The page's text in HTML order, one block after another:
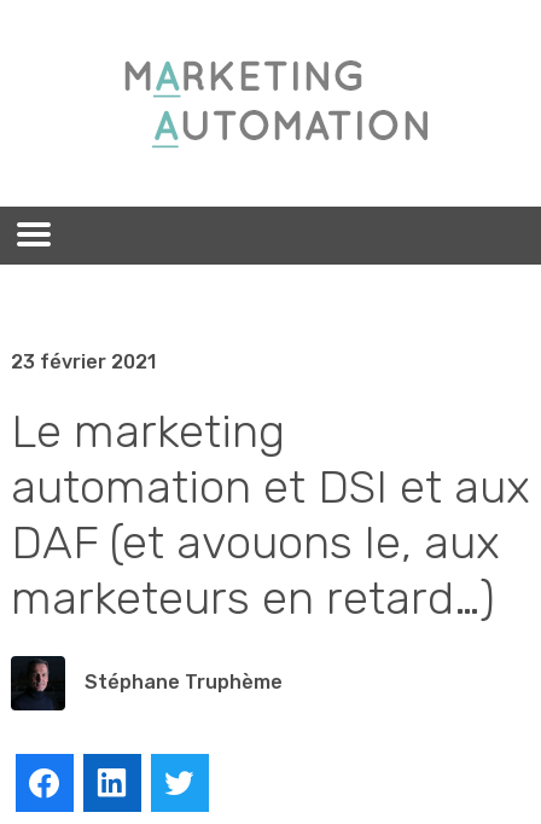
23 février 2021
Le marketing
automation et DSI et aux
DAF (et avouons le, aux
marketeurs en retard…)
Stéphane Truphème
FacebookLinkedIn